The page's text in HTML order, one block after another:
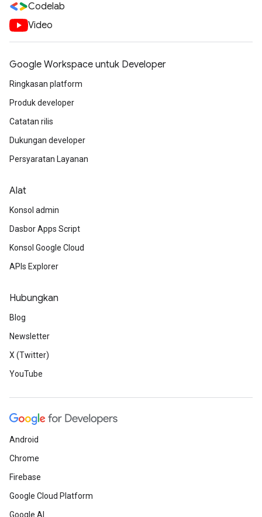
Codelab
Video
Google Workspace untuk Developer
Ringkasan platform
Produk developer
Catatan rilis
Dukungan developer
Persyaratan Layanan
Alat
Konsol admin
Dasbor Apps Script
Konsol Google Cloud
APIs Explorer
Hubungkan
Blog
Newsletter
X (Twitter)
YouTube
Android
Chrome
Firebase
Google Cloud Platform
Google AI